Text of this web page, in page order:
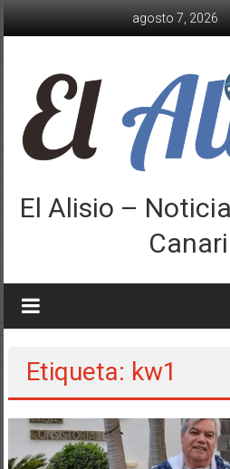
agosto 7, 2026
El Alisio –
Etiqueta: kw1